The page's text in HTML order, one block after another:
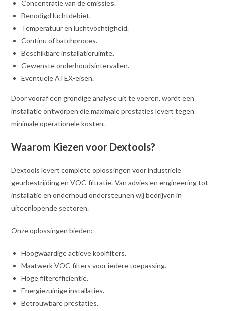
Concentratie van de emissies.
Benodigd luchtdebiet.
Temperatuur en luchtvochtigheid.
Continu of batchproces.
Beschikbare installatieruimte.
Gewenste onderhoudsintervallen.
Eventuele ATEX-eisen.
Door vooraf een grondige analyse uit te voeren, wordt een
installatie ontworpen die maximale prestaties levert tegen
minimale operationele kosten.
Waarom Kiezen voor Dextools?
Dextools levert complete oplossingen voor industriële
geurbestrijding en VOC-filtratie. Van advies en engineering tot
installatie en onderhoud ondersteunen wij bedrijven in
uiteenlopende sectoren.
Onze oplossingen bieden:
Hoogwaardige actieve koolfilters.
Maatwerk VOC-filters voor iedere toepassing.
Hoge filterefficiëntie.
Energiezuinige installaties.
Betrouwbare prestaties.